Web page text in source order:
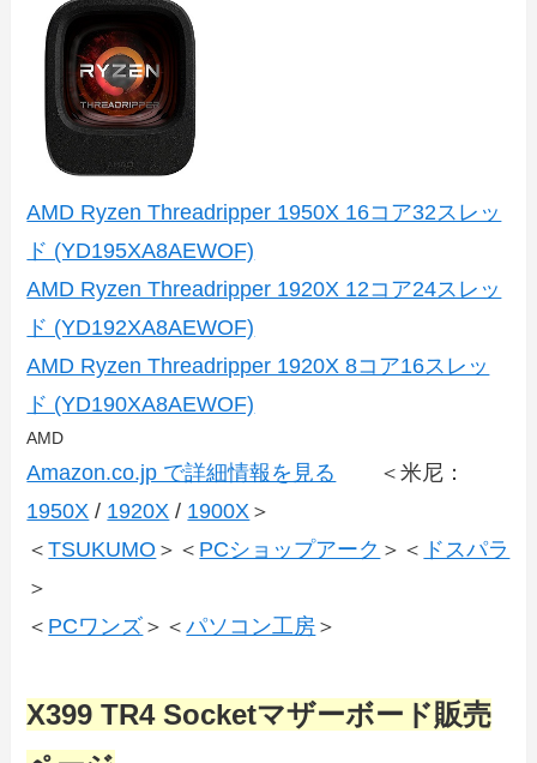
AMD Ryzen Threadripper 1950X 16コア32スレッ
ド (YD195XA8AEWOF)
AMD Ryzen Threadripper 1920X 12コア24スレッ
ド (YD192XA8AEWOF)
AMD Ryzen Threadripper 1920X 8コア16スレッ
ド (YD190XA8AEWOF)
AMD
Amazon.co.jp で詳細情報を見る
＜米尼：
1950X / 1920X / 1900X ＞
＜TSUKUMO ＞＜ PCショップアーク ＞＜ ドスパラ
＞
＜ PCワンズ ＞＜パソコン工房 ＞
X399 TR4 Socketマザーボード販売